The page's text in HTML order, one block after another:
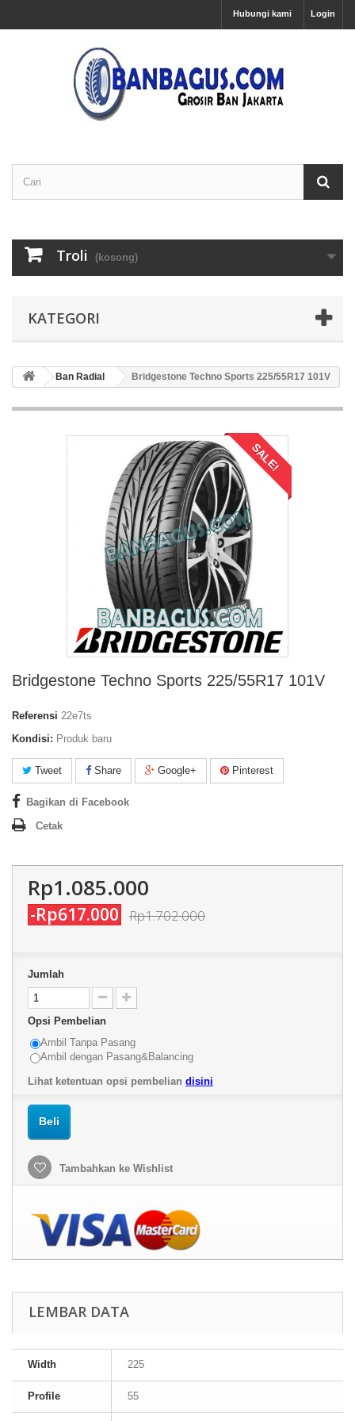
Login
Hubungi kami
Troli (kosong)
KATEGORI
Ban Radial Bridgestone Techno Sports 225/55R17 101V
SALE!
Bridgestone Techno Sports 225/55R17 101V
Referensi 22e7ts
Kondisi: Produk baru
Tweet Share Google+ Pinterest
Bagikan di Facebook
Cetak
Rp1.085.000
-Rp617.000 Rp1.702.000
Jumlah
Opsi Pembelian
Ambil Tanpa Pasang
Ambil dengan Pasang&Balancing
Lihat ketentuan opsi pembelian disini
Beli
Tambahkan ke Wishlist
LEMBAR DATA
Width 225
Profile 55